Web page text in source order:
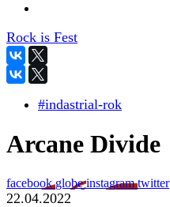
Rock is Fest
#indastrial-rok
Arcane Divide
facebookglobeinstagramtwitter
22.04.2022